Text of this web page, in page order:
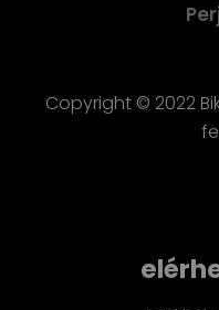
Copyright © 2022